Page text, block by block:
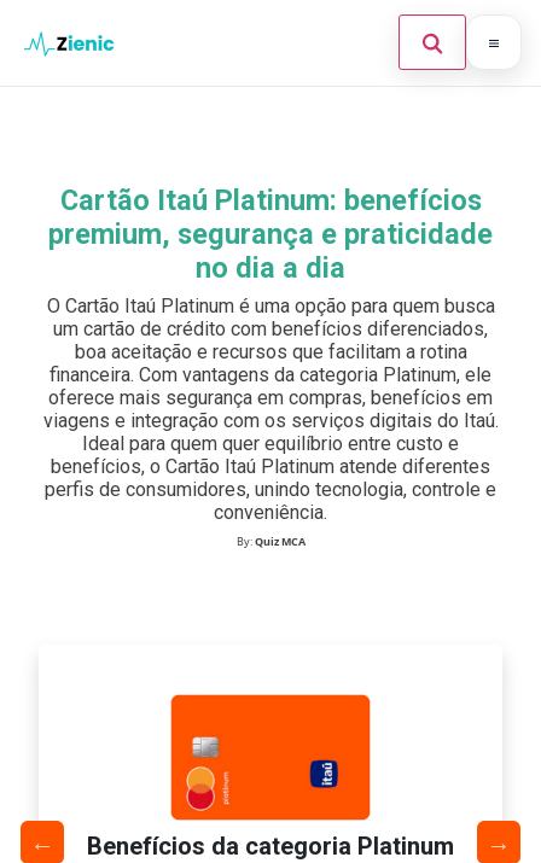
Abrir
Investimento
Legal
Buscar:
Pulsa Enter para buscar o ESC para cerrar.
Cartão Itaú Platinum: benefícios
premium, segurança e praticidade
no dia a dia
O Cartão Itaú Platinum é uma opção para quem busca
um cartão de crédito com benefícios diferenciados,
boa aceitação e recursos que facilitam a rotina
financeira. Com vantagens da categoria Platinum, ele
oferece mais segurança em compras, benefícios em
viagens e integração com os serviços digitais do Itaú.
Ideal para quem quer equilíbrio entre custo e
benefícios, o Cartão Itaú Platinum atende diferentes
perfis de consumidores, unindo tecnologia, controle e
conveniência.
By:Quiz MCA
Benefícios da categoria Platinum